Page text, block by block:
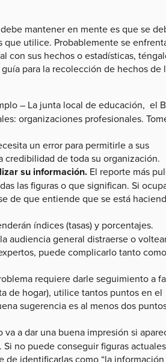
mantener en mente es que se
utilice. Probablemente se
con sus hechos o estadísticas,
para la recolección de hechos de
– La junta local de educación, el
organizaciones profesionales.
un error para permitirle a sus
de toda su organización.
su información. El reporte más
las figuras o que significan. Si
de que entiende que se está
índices (tasas) y porcentajes.
audiencia general distraerse o
puede complicarlo tanto
requiere darle seguimiento a
de hogar), utilice tantos puntos en el
sugerencia es al menos dos
va a dar una buena impresión si
no puede conseguir figuras
identificarlas como “la información